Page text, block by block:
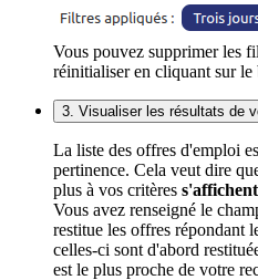
Vous pouvez supprimer les
réinitialiser en cliquant sur
3. Visualiser les résultats de
La liste des offres d'emploi
pertinence. Cela veut dire
plus à vos critères
Vous avez renseigné le
restitue les offres répondant
celles-ci sont d'abord
est le plus proche de votre